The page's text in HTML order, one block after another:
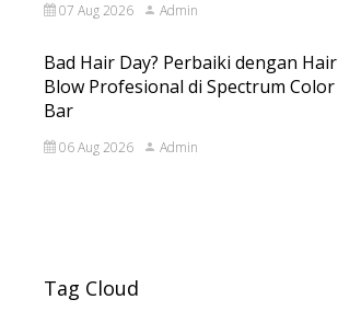
07 Aug 2026 Admin
Bad Hair Day? Perbaiki dengan Hair
Blow Profesional di Spectrum Color
Bar
06 Aug 2026 Admin
Tag Cloud